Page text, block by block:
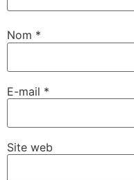
Nom *
E-mail *
Site web